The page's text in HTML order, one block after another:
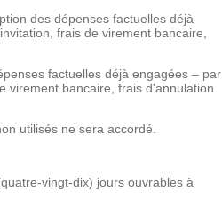
des dépenses factuelles déjà
frais de virement bancaire,
factuelles déjà engagées – par
virement bancaire, frais d'annulation
utilisés ne sera accordé.
vingt-dix) jours ouvrables à